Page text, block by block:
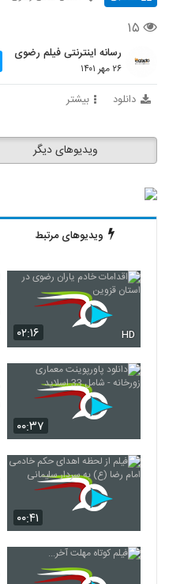
۱۵
رسانه اینترنتی فیلم رضوی
۲۶ مهر ۱۴۰۱
دانلود بیشتر
ویدیوهای دیگر
ویدیوهای مرتبط
۰۲:۱۶ HD
۰۰:۳۷
۰۰:۴۱